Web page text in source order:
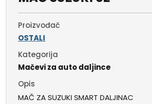
Proizvođač
OSTALI
Kategorija
Mačevi za auto daljince
Opis
MAČ ZA SUZUKI SMART DALJINAC